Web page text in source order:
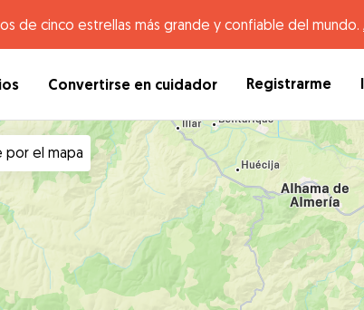
de cinco estrellas más grande y confiable del mundo.
Convertirse en cuidador Registrarme
por el mapa